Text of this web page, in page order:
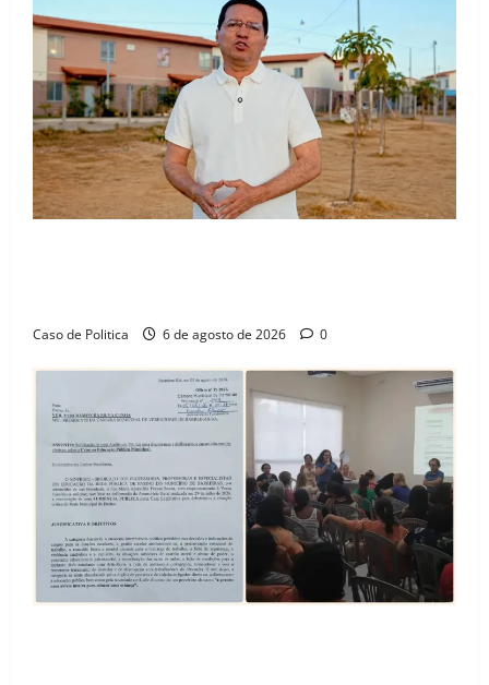
Caso de Politica 6 de agosto de 2026 0